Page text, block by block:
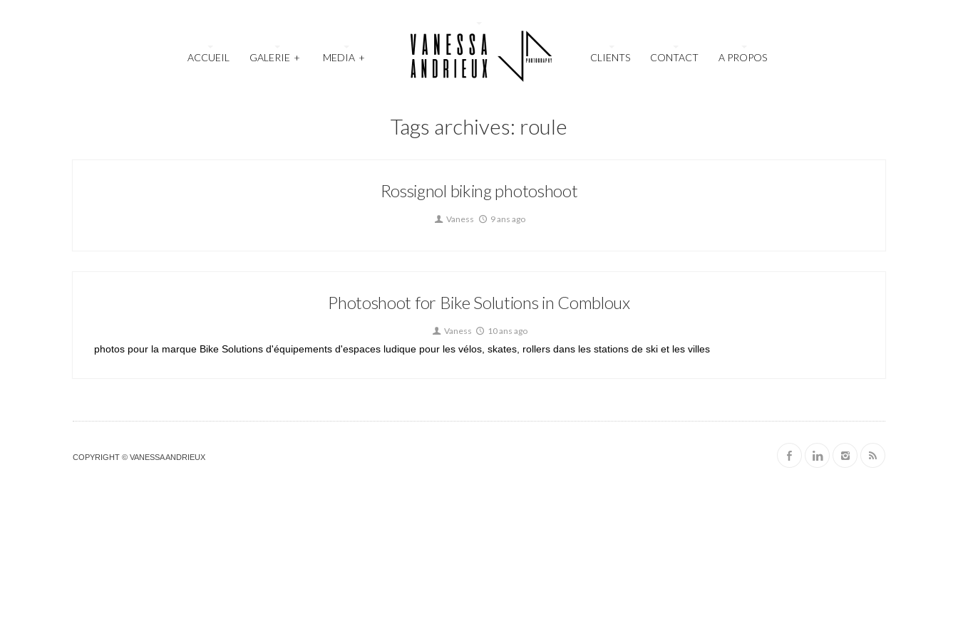
ACCUEIL GALERIE + MEDIA + CLIENTS CONTACT A PROPOS
Tags archives: roule
Rossignol biking photoshoot
Vaness 9 ans ago
Photoshoot for Bike Solutions in Combloux
Vaness 10 ans ago
photos pour la marque Bike Solutions d'équipements d'espaces ludique pour les vélos, skates, rollers dans les stations de ski et les villes
COPYRIGHT © VANESSA ANDRIEUX